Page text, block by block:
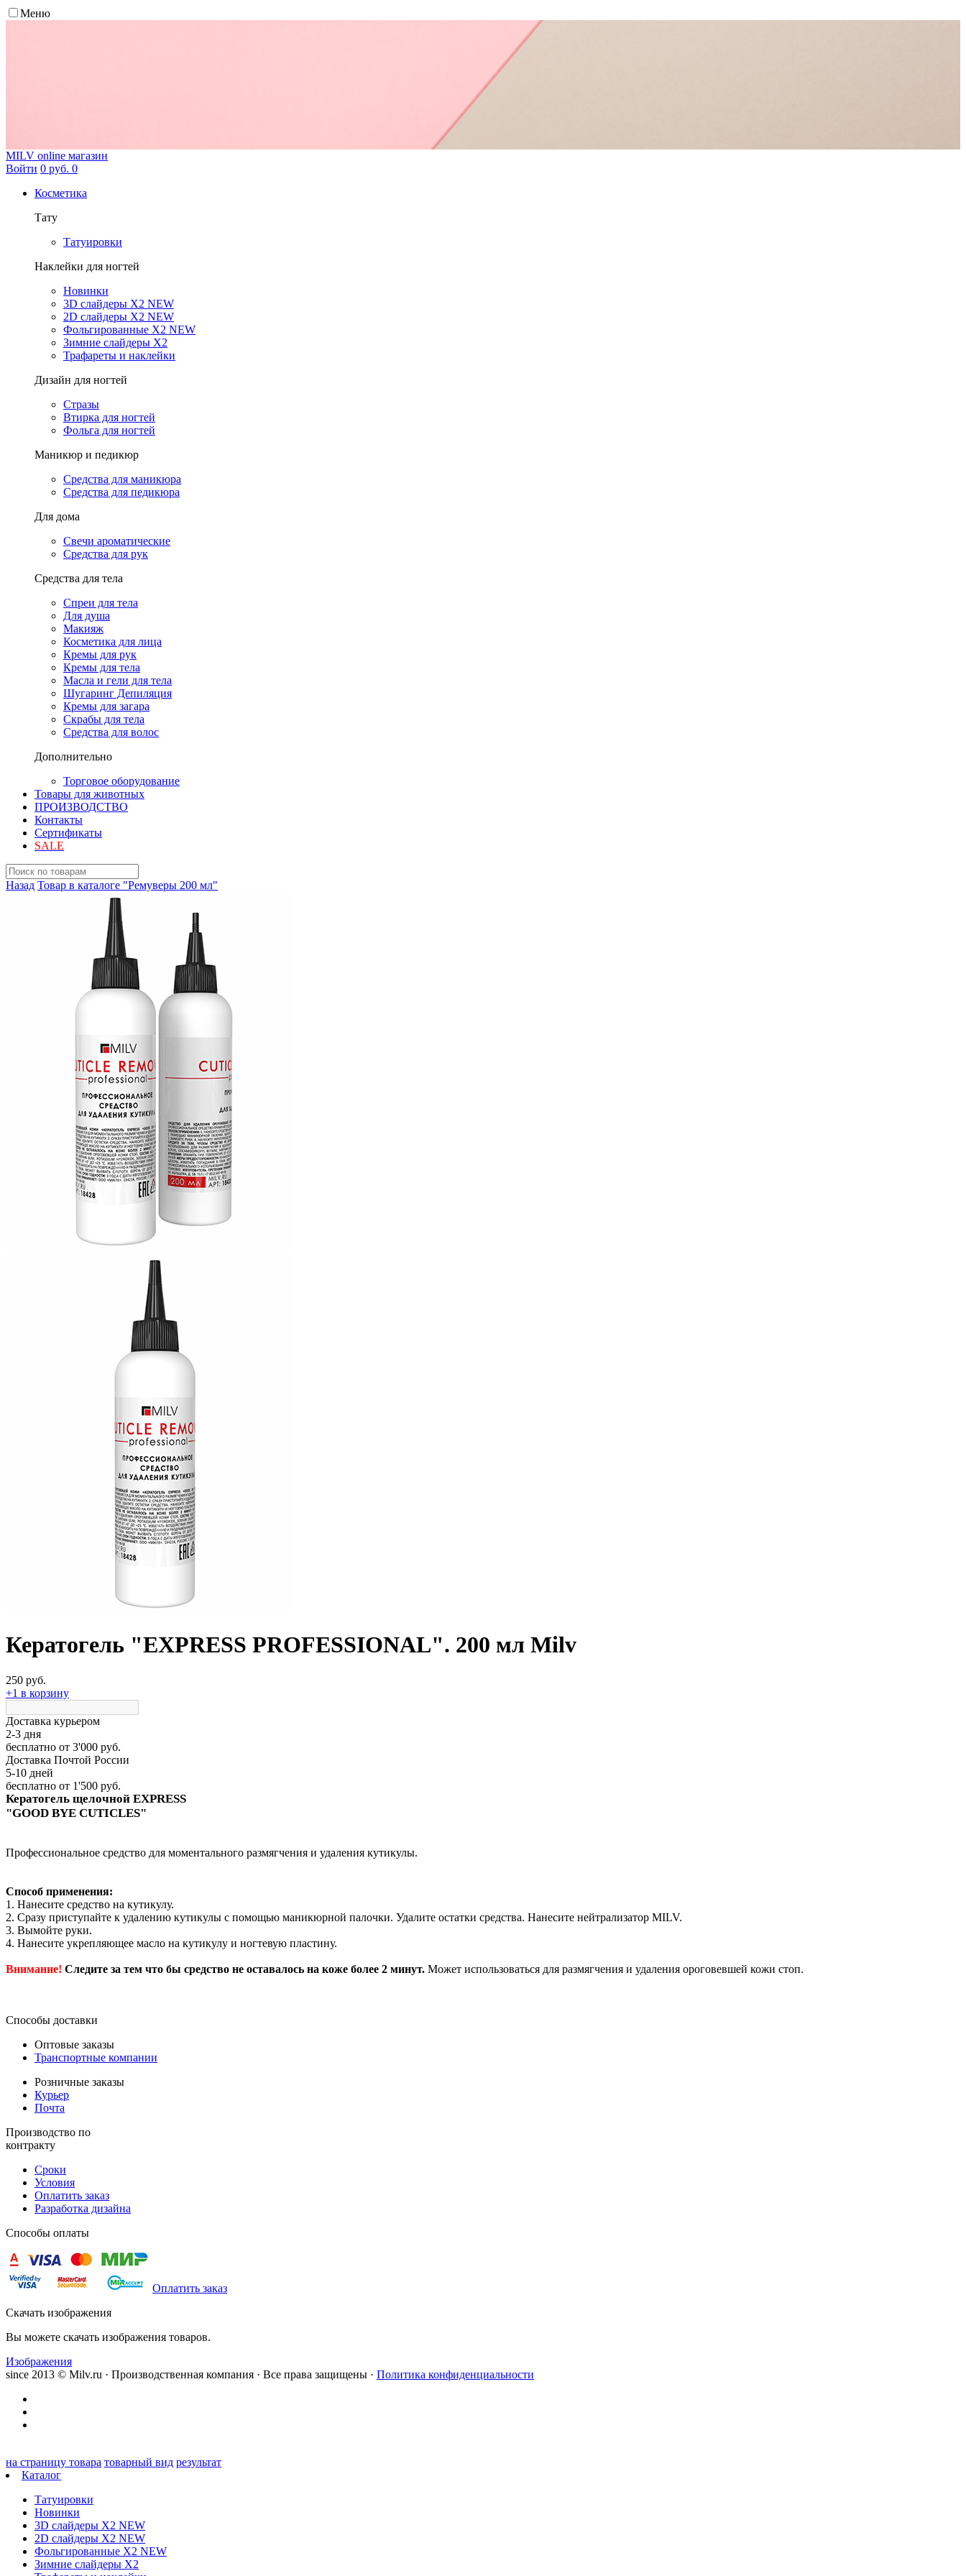
Меню
MILV online магазин
Войти 0 руб. 0
Косметика
Тату
Татуировки
Наклейки для ногтей
Новинки
3D слайдеры X2 NEW
2D слайдеры X2 NEW
Фольгированные X2 NEW
Зимние слайдеры Х2
Трафареты и наклейки
Дизайн для ногтей
Стразы
Втирка для ногтей
Фольга для ногтей
Маникюр и педикюр
Средства для маникюра
Средства для педикюра
Для дома
Свечи ароматические
Средства для рук
Средства для тела
Спреи для тела
Для душа
Макияж
Косметика для лица
Кремы для рук
Кремы для тела
Масла и гели для тела
Шугаринг Депиляция
Кремы для загара
Скрабы для тела
Средства для волос
Дополнительно
Торговое оборудование
Товары для животных
ПРОИЗВОДСТВО
Контакты
Сертификаты
SALE
Назад Товар в каталоге "Ремуверы 200 мл"
Кератогель "EXPRESS PROFESSIONAL". 200 мл Milv
250 руб.
+1 в корзину
Доставка курьером
2-3 дня
бесплатно от 3'000 руб.
Доставка Почтой России
5-10 дней
бесплатно от 1'500 руб.
Кератогель щелочной EXPRESS
"GOOD BYE CUTICLES"
Профессиональное средство для моментального размягчения и удаления кутикулы.
Способ применения:
1. Нанесите средство на кутикулу.
2. Сразу приступайте к удалению кутикулы с помощью маникюрной палочки. Удалите остатки средства. Нанесите нейтрализатор MILV.
3. Вымойте руки.
4. Нанесите укрепляющее масло на кутикулу и ногтевую пластину.
Внимание! Следите за тем что бы средство не оставалось на коже более 2 минут. Может использоваться для размягчения и удаления ороговевшей кожи стоп.
Способы доставки
Оптовые заказы
Транспортные компании
Розничные заказы
Курьер
Почта
Производство по
контракту
Сроки
Условия
Оплатить заказ
Разработка дизайна
Способы оплаты
Оплатить заказ
Скачать изображения
Вы можете скачать изображения товаров.
Изображения
since 2013 © Milv.ru · Производственная компания · Все права защищены · Политика конфиденциальности
на страницу товара товарный вид результат
Каталог
Татуировки
Новинки
3D слайдеры X2 NEW
2D слайдеры X2 NEW
Фольгированные X2 NEW
Зимние слайдеры Х2